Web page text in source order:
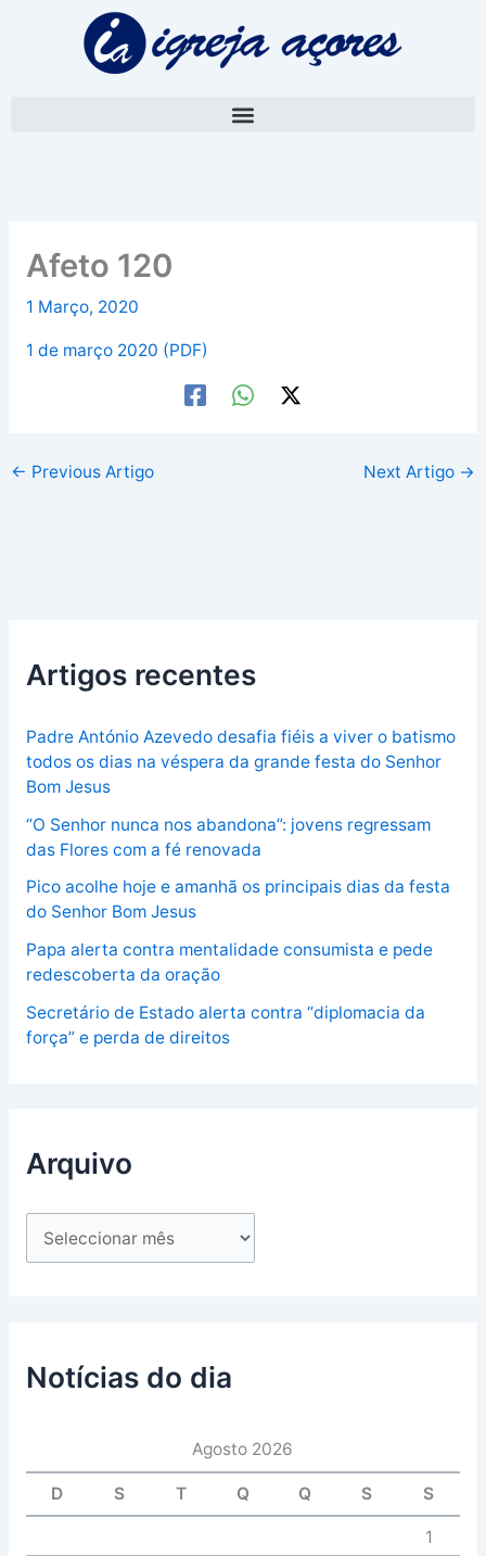
Afeto 120
1 Março, 2020
1 de março 2020 (PDF)
← Previous Artigo Next Artigo →
Artigos recentes
Padre António Azevedo desafia fiéis a viver o batismo
todos os dias na véspera da grande festa do Senhor
Bom Jesus
“O Senhor nunca nos abandona”: jovens regressam
das Flores com a fé renovada
Pico acolhe hoje e amanhã os principais dias da festa
do Senhor Bom Jesus
Papa alerta contra mentalidade consumista e pede
redescoberta da oração
Secretário de Estado alerta contra “diplomacia da
força” e perda de direitos
Arquivo
Notícias do dia
Agosto 2026
D S T Q Q S S
1